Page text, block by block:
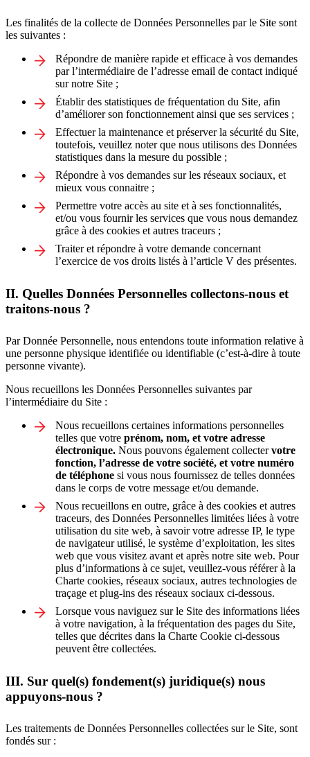
Les finalités de la collecte de Données Personnelles par le Site sont
les suivantes :
Répondre de manière rapide et efficace à vos demandes
par l’intermédiaire de l’adresse email de contact indiqué
sur notre Site ;
Établir des statistiques de fréquentation du Site, afin
d’améliorer son fonctionnement ainsi que ses services ;
Effectuer la maintenance et préserver la sécurité du Site,
toutefois, veuillez noter que nous utilisons des Données
statistiques dans la mesure du possible ;
Répondre à vos demandes sur les réseaux sociaux, et
mieux vous connaitre ;
Permettre votre accès au site et à ses fonctionnalités,
et/ou vous fournir les services que vous nous demandez
grâce à des cookies et autres traceurs ;
Traiter et répondre à votre demande concernant
l’exercice de vos droits listés à l’article V des présentes.
II. Quelles Données Personnelles collectons-nous et
traitons-nous ?
Par Donnée Personnelle, nous entendons toute information relative à
une personne physique identifiée ou identifiable (c’est-à-dire à toute
personne vivante).
Nous recueillons les Données Personnelles suivantes par
l’intermédiaire du Site :
Nous recueillons certaines informations personnelles
telles que votre prénom, nom, et votre adresse
électronique. Nous pouvons également collectervotre
fonction, l’adresse de votre société, et votre numéro
de téléphone si vous nous fournissez de telles données
dans le corps de votre message et/ou demande.
Nous recueillons en outre, grâce à des cookies et autres
traceurs, des Données Personnelles limitées liées à votre
utilisation du site web, à savoir votre adresse IP, le type
de navigateur utilisé, le système d’exploitation, les sites
web que vous visitez avant et après notre site web. Pour
plus d’informations à ce sujet, veuillez-vous référer à la
Charte cookies, réseaux sociaux, autres technologies de
traçage et plug-ins des réseaux sociaux ci-dessous.
Lorsque vous naviguez sur le Site des informations liées
à votre navigation, à la fréquentation des pages du Site,
telles que décrites dans la Charte Cookie ci-dessous
peuvent être collectées.
III. Sur quel(s) fondement(s) juridique(s) nous
appuyons-nous ?
Les traitements de Données Personnelles collectées sur le Site, sont
fondés sur :